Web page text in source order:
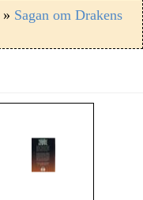
» Sagan om Drakens